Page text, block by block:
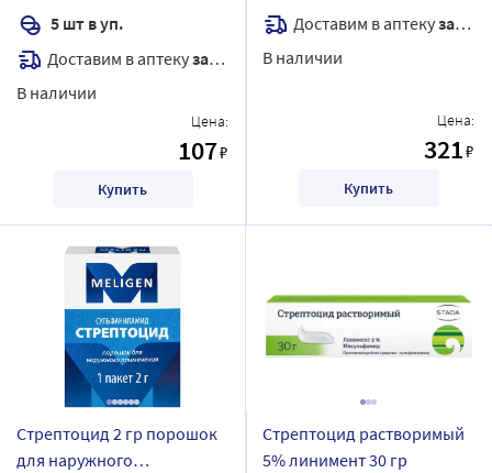
5 шт в уп.
Доставим в аптекузавтра
В наличии
Цена:
107₽
Купить
Доставим в аптекузавтра
В наличии
Цена:
321₽
Купить
Стрептоцид 2 гр порошок
для наружного
Стрептоцид растворимый
5% линимент 30 гр